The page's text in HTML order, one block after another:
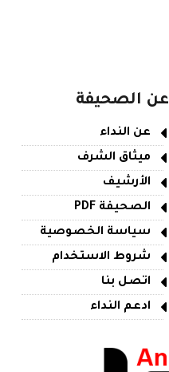
عن الصحيفة
عن النداء
ميثاق الشرف
الأرشيف
الصحيفة PDF
سياسة الخصوصية
شروط الاستخدام
اتصل بنا
ادعم النداء